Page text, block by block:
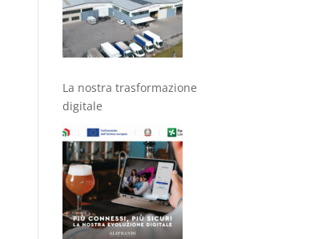
La nostra trasformazione
digitale